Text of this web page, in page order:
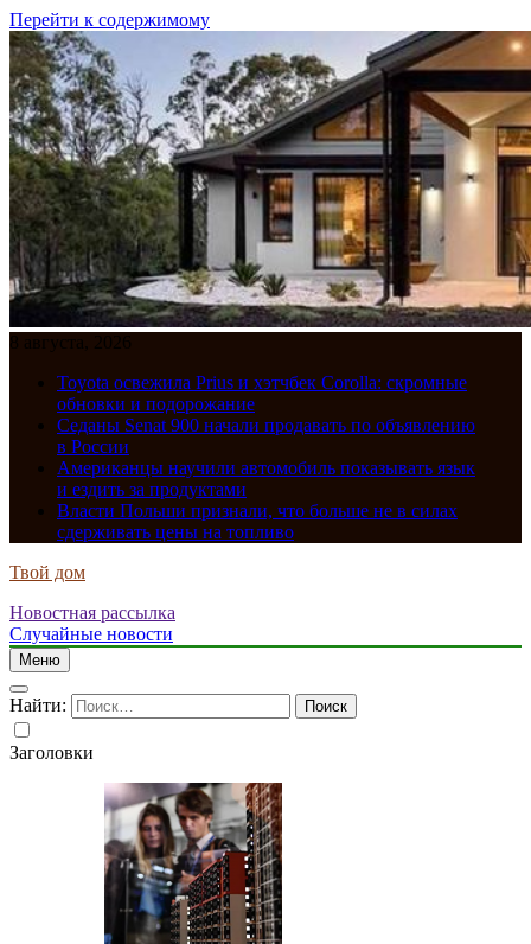
Перейти к содержимому
8 августа, 2026
Toyota освежила Prius и хэтчбек Corolla: скромные
обновки и подорожание
Седаны Senat 900 начали продавать по объявлению
в России
Американцы научили автомобиль показывать язык
и ездить за продуктами
Власти Польши признали, что больше не в силах
сдерживать цены на топливо
Твой дом
Новостная рассылка
Случайные новости
Меню
Найти:
Заголовки